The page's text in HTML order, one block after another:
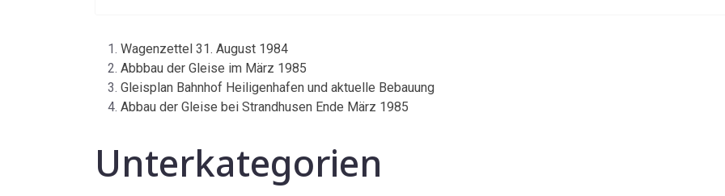
Wagenzettel 31. August 1984
Abbbau der Gleise im März 1985
Gleisplan Bahnhof Heiligenhafen und aktuelle Bebauung
Abbau der Gleise bei Strandhusen Ende März 1985
Unterkategorien